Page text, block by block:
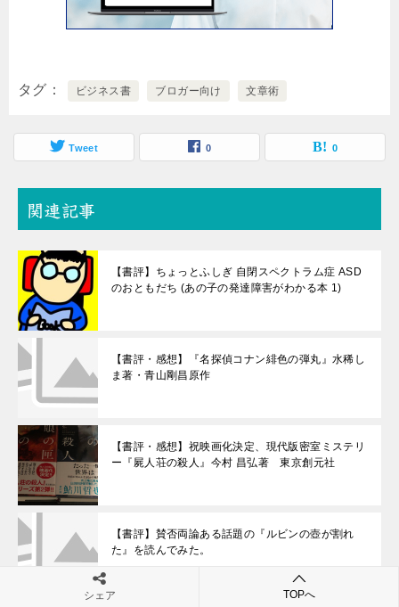
タグ ビジネス書 ブロガー向け 文章術
Tweet 0 0
関連記事
【書評】ちょっとふしぎ 自閉スペクトラム症 ASD
のおともだち (あの子の発達障害がわかる本 1)
【書評・感想】『名探偵コナン緋色の弾丸』水稀し
ま著・青山剛昌原作
【書評・感想】祝映画化決定、現代版密室ミステリ
ー『屍人荘の殺人』今村 昌弘著 東京創元社
【書評】賛否両論ある話題の『ルビンの壺が割れ
た』を読んでみた。
シェア TOPへ